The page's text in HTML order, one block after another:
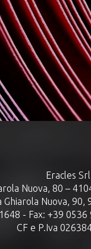
Eracles Srl
Nuova, 80 –
Nuova,
- Fax: +39
CF e P.Iva